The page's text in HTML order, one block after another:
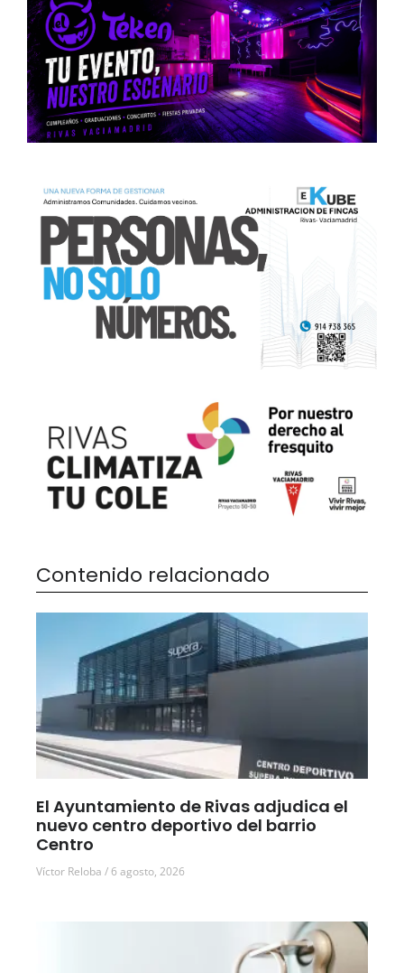
Contenido relacionado
El Ayuntamiento de Rivas adjudica el
nuevo centro deportivo del barrio
Centro
Víctor Reloba 6 agosto, 2026